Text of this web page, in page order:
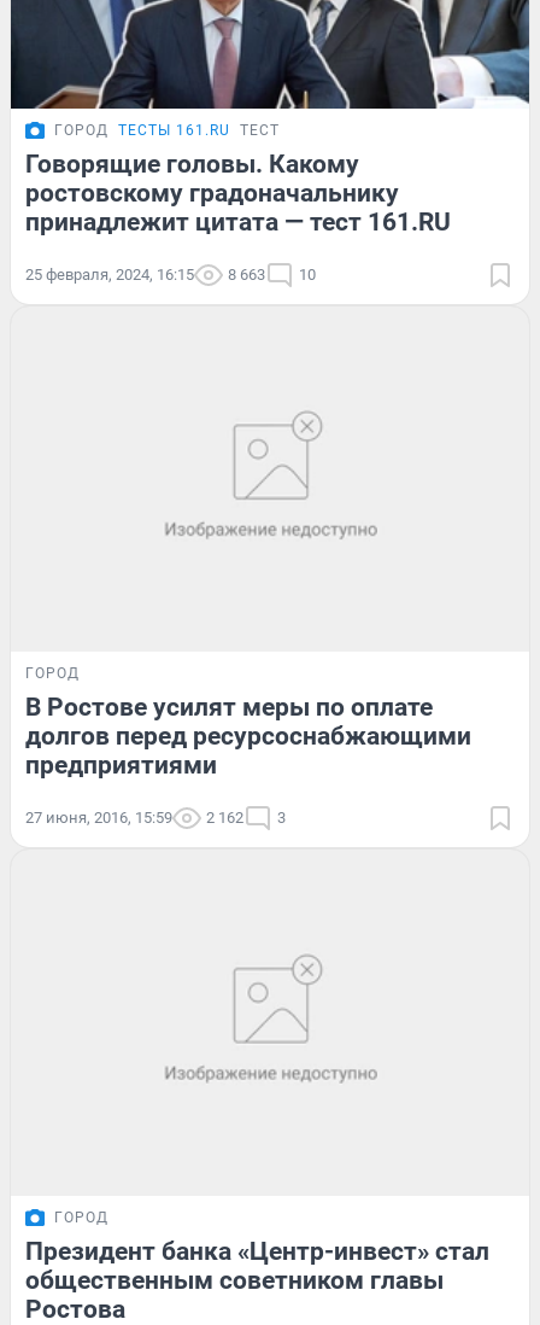
ГОРОД ТЕСТЫ 161.RU ТЕСТ
Говорящие головы. Какому
ростовскому градоначальнику
принадлежит цитата — тест 161.RU
25 февраля, 2024, 16:15 8 663 10
ГОРОД
В Ростове усилят меры по оплате
долгов перед ресурсоснабжающими
предприятиями
27 июня, 2016, 15:59 2 162 3
ГОРОД
Президент банка «Центр-инвест» стал
общественным советником главы
Ростова